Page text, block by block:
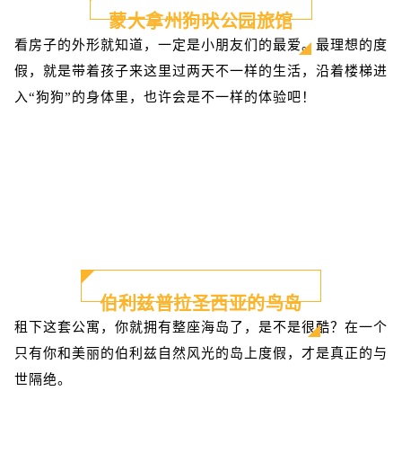
蒙大拿州狗吠公园旅馆
看房子的外形就知道，一定是小朋友们的最爱。最理想的度
假，就是带着孩子来这里过两天不一样的生活，沿着楼梯进
入“狗狗”的身体里，也许会是不一样的体验吧！
伯利兹普拉圣西亚的鸟岛
租下这套公寓，你就拥有整座海岛了，是不是很酷？在一个
只有你和美丽的伯利兹自然风光的岛上度假，才是真正的与
世隔绝。